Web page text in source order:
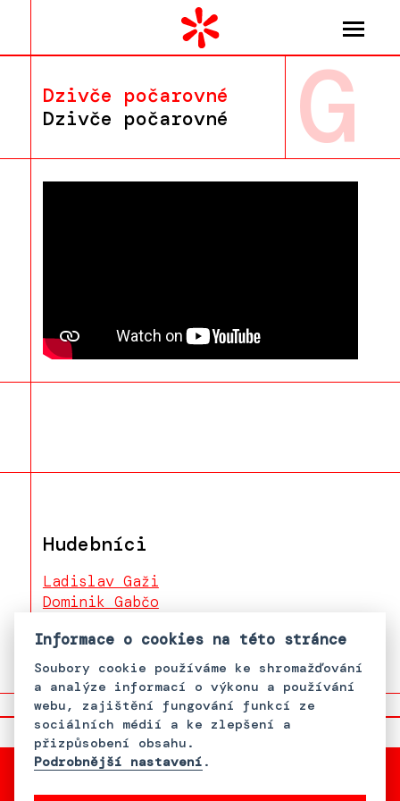
Dzivče počarovné
Dzivče počarovné
G
Hudebníci
Ladislav Gaži
Dominik Gabčo
Informace o cookies na této stránce
Soubory cookie používáme ke shromažďování
a analýze informací o výkonu a používání
webu, zajištění fungování funkcí ze
sociálních médií a ke zlepšení a
přizpůsobení obsahu.
Podrobnější nastavení .